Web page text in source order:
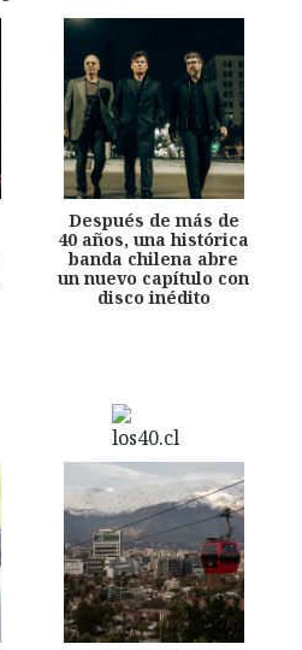
Después de más de
40 años, una histórica
banda chilena abre
un nuevo capítulo con
disco inédito